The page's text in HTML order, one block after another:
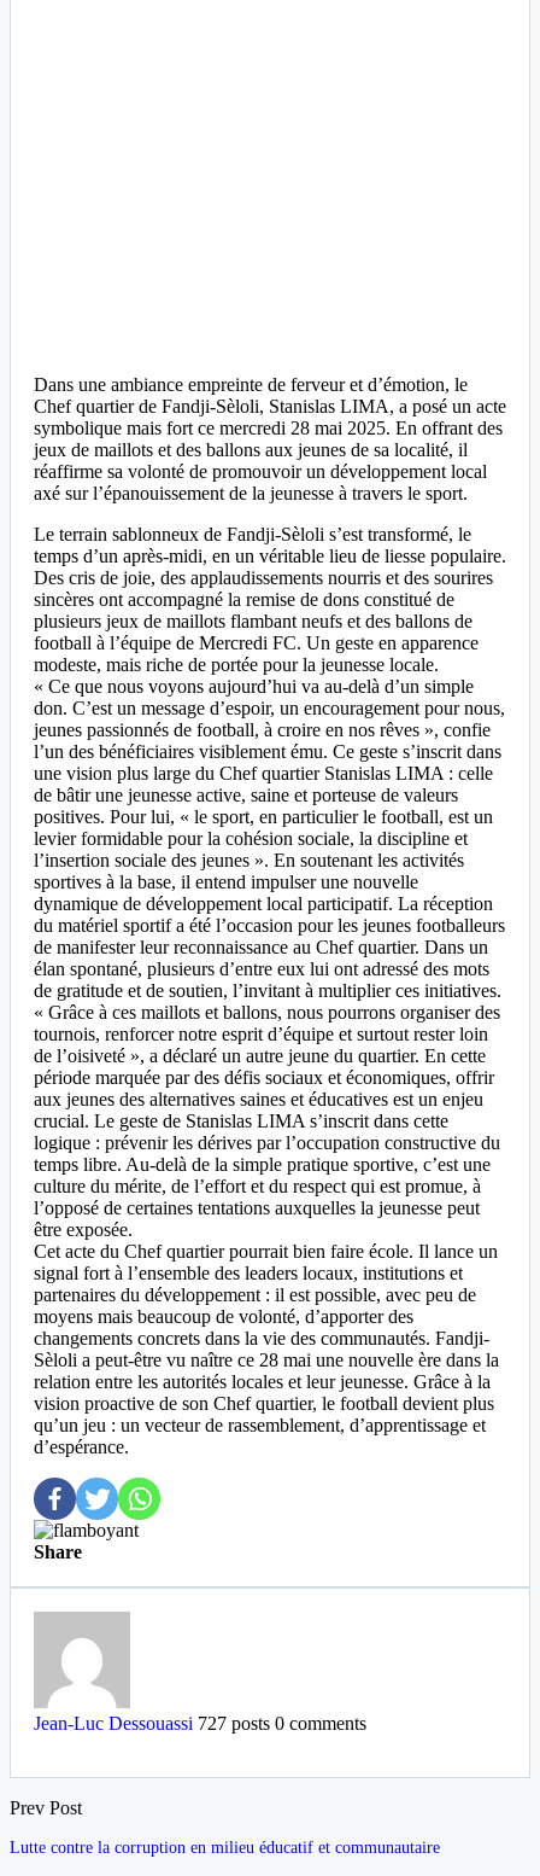
Dans une ambiance empreinte de ferveur et d’émotion, le
Chef quartier de Fandji-Sèloli, Stanislas LIMA, a posé un acte
symbolique mais fort ce mercredi 28 mai 2025. En offrant des
jeux de maillots et des ballons aux jeunes de sa localité, il
réaffirme sa volonté de promouvoir un développement local
axé sur l’épanouissement de la jeunesse à travers le sport.
Le terrain sablonneux de Fandji-Sèloli s’est transformé, le
temps d’un après-midi, en un véritable lieu de liesse populaire.
Des cris de joie, des applaudissements nourris et des sourires
sincères ont accompagné la remise de dons constitué de
plusieurs jeux de maillots flambant neufs et des ballons de
football à l’équipe de Mercredi FC. Un geste en apparence
modeste, mais riche de portée pour la jeunesse locale.
« Ce que nous voyons aujourd’hui va au-delà d’un simple
don. C’est un message d’espoir, un encouragement pour nous,
jeunes passionnés de football, à croire en nos rêves », confie
l’un des bénéficiaires visiblement ému. Ce geste s’inscrit dans
une vision plus large du Chef quartier Stanislas LIMA : celle
de bâtir une jeunesse active, saine et porteuse de valeurs
positives. Pour lui, « le sport, en particulier le football, est un
levier formidable pour la cohésion sociale, la discipline et
l’insertion sociale des jeunes ». En soutenant les activités
sportives à la base, il entend impulser une nouvelle
dynamique de développement local participatif. La réception
du matériel sportif a été l’occasion pour les jeunes footballeurs
de manifester leur reconnaissance au Chef quartier. Dans un
élan spontané, plusieurs d’entre eux lui ont adressé des mots
de gratitude et de soutien, l’invitant à multiplier ces initiatives.
« Grâce à ces maillots et ballons, nous pourrons organiser des
tournois, renforcer notre esprit d’équipe et surtout rester loin
de l’oisiveté », a déclaré un autre jeune du quartier. En cette
période marquée par des défis sociaux et économiques, offrir
aux jeunes des alternatives saines et éducatives est un enjeu
crucial. Le geste de Stanislas LIMA s’inscrit dans cette
logique : prévenir les dérives par l’occupation constructive du
temps libre. Au-delà de la simple pratique sportive, c’est une
culture du mérite, de l’effort et du respect qui est promue, à
l’opposé de certaines tentations auxquelles la jeunesse peut
être exposée.
Cet acte du Chef quartier pourrait bien faire école. Il lance un
signal fort à l’ensemble des leaders locaux, institutions et
partenaires du développement : il est possible, avec peu de
moyens mais beaucoup de volonté, d’apporter des
changements concrets dans la vie des communautés. Fandji-
Sèloli a peut-être vu naître ce 28 mai une nouvelle ère dans la
relation entre les autorités locales et leur jeunesse. Grâce à la
vision proactive de son Chef quartier, le football devient plus
qu’un jeu : un vecteur de rassemblement, d’apprentissage et
d’espérance.
Share
Jean-Luc Dessouassi 727 posts 0 comments
Prev Post
Lutte contre la corruption en milieu éducatif et communautaire